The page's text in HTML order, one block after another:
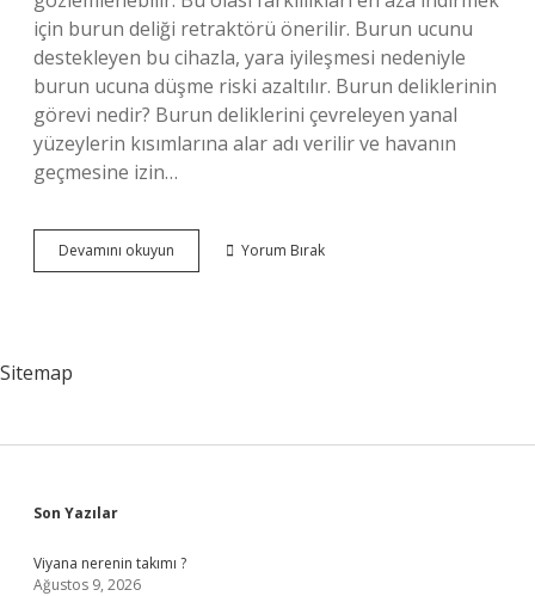
için burun deliği retraktörü önerilir. Burun ucunu
destekleyen bu cihazla, yara iyileşmesi nedeniyle
burun ucuna düşme riski azaltılır. Burun deliklerinin
görevi nedir? Burun deliklerini çevreleyen yanal
yüzeylerin kısımlarına alar adı verilir ve havanın
geçmesine izin…
Devamını okuyun
Delikleri
Yorum Bırak
Sitemap
Sidebar
Son Yazılar
Viyana nerenin takımı ?
Ağustos 9, 2026